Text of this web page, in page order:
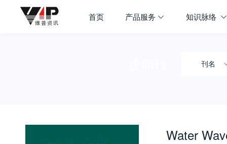
首页 产品服务 知识脉络
刊名
Water